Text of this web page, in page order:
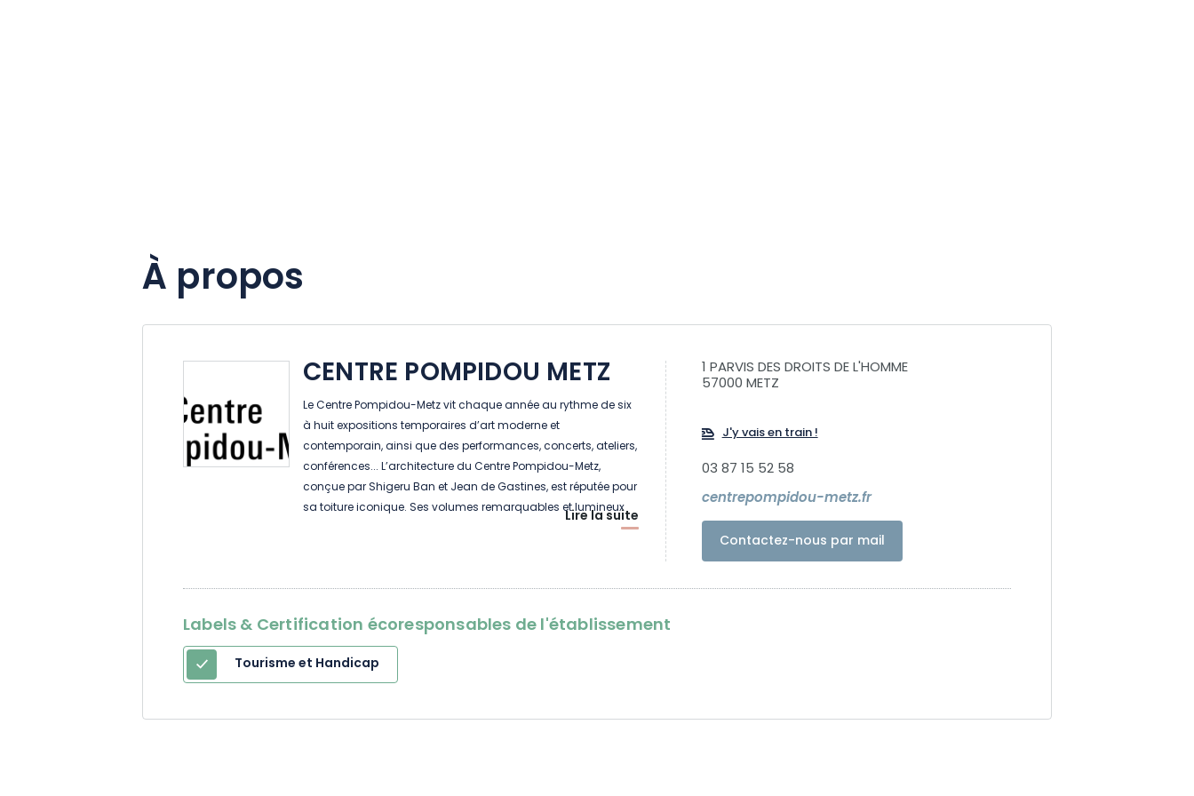
À propos
CENTRE POMPIDOU METZ
Le Centre Pompidou-Metz vit chaque année au rythme de six
à huit expositions temporaires d’art moderne et
contemporain, ainsi que des performances, concerts, ateliers,
conférences... L’architecture du Centre Pompidou-Metz,
conçue par Shigeru Ban et Jean de Gastines, est réputée pour
sa toiture iconique. Ses volumes remarquables et lumineux
ainsi que la diversité de ses lieux d’exposition, entre grands
unique et chaleureux, une visite au Centre Pompidou-Metz se
autour d’un café ou d’un repas convivial et se remémore à
travers les ouvrages de la librairie.
Lire la suite
1 PARVIS DES DROITS DE L'HOMME
57000 METZ
J'y vais en train !
03 87 15 52 58
centrepompidou-metz.fr
Contactez-nous par mail
Labels & Certification écoresponsables de l'établissement
Tourisme et Handicap